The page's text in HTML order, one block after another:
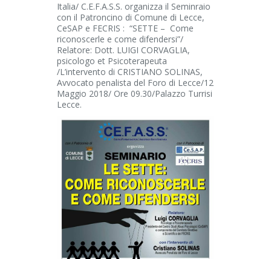
Italia/ C.E.F.A.S.S. organizza il Seminraio
con il Patroncino di Comune di Lecce,
CeSAP e FECRIS : “SETTE – Come
riconoscerle e come difendersi”/
Relatore: Dott. LUIGI CORVAGLIA,
psicologo et Psicoterapeuta
/L’intervento di CRISTIANO SOLINAS,
Avvocato penalista del Foro di Lecce/12
Maggio 2018/ Ore 09.30/Palazzo Turrisi
Lecce.